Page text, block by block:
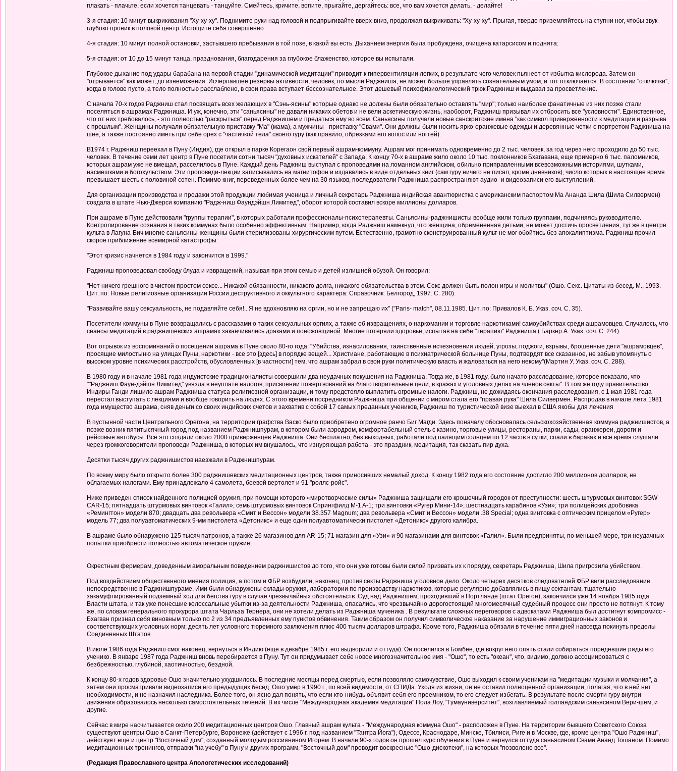
плакать - плачьте, если хочется танцевать - танцуйте. Смейтесь, кричите, вопите, прыгайте, дергайтесь: все, что вам хочется делать, - делайте!
3-я стадия: 10 минут выкрикивания "Ху-ху-ху". Поднимите руки над головой и подпрыгивайте вверх-вниз, продолжая выкрикивать: "Ху-ху-ху". Прыгая, твердо приземляйтесь на ступни ног, чтобы звук
глубоко проник в половой центр. Истощите себя совершенно.
4-я стадия: 10 минут полной остановки, застывшего пребывания в той позе, в какой вы есть. Дыханием энергия была пробуждена, очищена катарсисом и поднята:
5-я стадия: от 10 до 15 минут танца, празднования, благодарения за глубокое блаженство, которое вы испытали.
Глубокое дыхание под удары барабана на первой стадии "динамической медитации" приводит к гипервентиляции легких, в результате чего человек пьянеет от избытка кислорода. Затем он
"отрывается" как может, до изнеможения. Исчерпавшее резервы активности, человек, по мысли Раджниша, не может больше управлять сознательным умом, и тот отключается. В состоянии "отключки",
когда в голове пусто, а тело полностью расслаблено, в свои права вступает бессознательное. Этот дешевый психофизиологический трюк Раджниш и выдавал за просветление.
С начала 70-х годов Раджниш стал посвящать всех желающих в "Сэнь-ясины" которые однако не должны были обязательно оставлять "мир"; только наиболее фанатичные из них позже стали
поселяться в ашрамах Раджниша. И уж, конечно, эти "саньясины" не давали никаких обетов и не вели аскетическую жизнь, наоборот, Раджниш призывал их отбросить все "условности". Единственное,
что от них требовалось, - это полностью "раскрыться" перед Раджнишем и предаться ему во всем. Саньясины получали новые санскритские имена "как символ приверженности к медитации и разрыва
с прошлым". Женщины получали обязательную приставку "Ма" (мама), а мужчины - приставку "Свами". Они должны были носить ярко-оранжевые одежды и деревянные четки с портретом Раджниша на
шее, а также постоянно иметь при себе орех с "частичкой тела" своего гуру (как правило, обрезками его волос или ногтей).
В1974 г. Раджниш переехал в Пуну (Индия), где открыл в парке Корегаон свой первый ашрам-коммуну. Ашрам мог принимать одновременно до 2 тыс. человек, за год через него проходило до 50 тыс.
человек. В течение семи лет центр в Пуне посетили сотни тысяч "духовных искателей" с Запада. К концу 70-х в ашраме жило около 10 тыс. поклонников Бхагавана, еще примерно 6 тыс. паломников,
которых ашрам уже не вмещал, расселилось в Пуне. Каждый день Раджниш выступал с проповедями на ломанном английском, обильно приправленными всевозможными историями, шутками,
насмешками и богохульством. Эти проповеди-лекции записывались на магнитофон и издавались в виде отдельных книг (сам гуру ничего не писал, кроме дневников), число которых в настоящее время
превышает шесть с половиной сотен. Помимо книг, переведенных более чем на 30 языков, последователи Раджниша распространяют аудио- и видеозаписи его выступлений.
Для организации производства и продажи этой продукции любимая ученица и личный секретарь Раджниша индийская авантюристка с американским паспортом Ма Ананда Шила (Шила Силвермен)
создала в штате Нью-Джерси компанию "Радж-ниш Фаундэйшн Лимитед", оборот которой составил вскоре миллионы долларов.
При ашраме в Пуне действовали "группы терапии", в которых работали профессионалы-психотерапевты. Саньясины-раджнишисты вообще жили только группами, подчиняясь руководителю.
Контролирование сознания в таких коммунах было особенно эффективным. Например, когда Раджниш намекнул, что женщина, обремененная детьми, не может достичь просветления, туг же в центре
культа в Лагуна-Бич многие саньясины-женщины были стерилизованы хирургическим путем. Естественно, грамотно сконструированный культ не мог обойтись без апокалиптизма. Раджниш прочил
скорое приближение всемирной катастрофы:
"Этот кризис начнется в 1984 году и закончится в 1999."
Раджниш проповедовал свободу блуда и извращений, называя при этом семью и детей излишней обузой. Он говорил:
"Нет ничего грешного в чистом простом сексе... Никакой обязанности, никакого долга, никакого обязательства в этом. Секс должен быть полон игры и молитвы" (Ошо. Секс. Цитаты из бесед. М., 1993.
Цит. по: Новые религиозные организации России деструктивного и оккультного характера: Справочник. Белгород, 1997. С. 280).
"Развивайте вашу сексуальность, не подавляйте себя!.. Я не вдохновляю на оргии, но и не запрещаю их" ("Paris- match", 08.11.1985. Цит. по: Привалов К. Б. Указ. соч. С. 35).
Посетители коммуны в Пуне возвращались с рассказами о таких сексуальных оргиях, а также об извращениях, о наркомании и торговле наркотиками! самоубийствах среди ашрамовцев. Случалось, что
сеансы медитаций в раджнишевских ашрамах заканчивались драками и поножовщиной. Многие потеряли здоровье, испытав на себе "терапию" Раджниша.( Баркер А. Указ. соч. С. 244).
Вот отрывок из воспоминаний о посещении ашрама в Пуне около 80-го года: "Убийства, изнасилования, таинственные исчезновения людей, угрозы, поджоги, взрывы, брошенные дети "ашрамовцев",
просящие милостыню на улицах Пуны, наркотики - все это [здесь] в порядке вещей... Христиане, работающие в психиатрической больнице Пуны, подтвердят все сказанное, не забыв упомянуть о
высоком уровне психических расстройств, обусловленных [в частности] тем, что ашрам забрал в свои руки политическую власть и жаловаться на него некому"(Мартин У. Указ. соч. С. 288).
В 1980 году и в начале 1981 года индуистские традиционалисты совершили два неудачных покушения на Раджниша. Тогда же, в 1981 году, было начато расследование, которое показало, что
""Раджниш Фаун-дэйшн Лимитед" увязла в неуплате налогов, присвоении пожертвований на благотворительные цели, в кражах и уголовных делах на членов секты". В том же году правительство
Индиры Ганди лишило ашрам Раджниша статуса религиозной организации, и тому предстояло выплатить огромные налоги. Раджниш, не дожидаясь окончания расследования, с 1 мая 1981 года
перестал выступать с лекциями и вообще говорить на людях. С этого времени посредником Раджниша при общении с миром стала его "правая рука" Шила Силвермен. Распродав в начале лета 1981
года имущество ашрама, сняв деньги со своих индийских счетов и захватив с собой 17 самых преданных учеников, Раджниш по туристической визе выехал в США якобы для лечения
В пустынной части Центрального Орегона, на территории графства Васко было приобретено огромное ранчо Биг Магди. Здесь поначалу обосновалась сельскохозяйственная коммуна раджнишистов, а
позже возник пятитысячный город под названием Раджнишпурам, в котором были аэродром, комфортабельный отель с казино, торговые улицы, рестораны, парки, сады, оранжереи, дороги и
рейсовые автобусы. Все это создали около 2000 приверженцев Раджниша. Они бесплатно, без выходных, работали под палящим солнцем по 12 часов в сутки, спали в бараках и все время слушали
через громкоговорители проповеди Раджниша, в которых им внушалось, что изнуряющая работа - это праздник, медитация, так сказать пир духа.
Десятки тысяч других раджнишистов наезжали в Раджнишпурам.
По всему миру было открыто более 300 раджнишевских медитационных центров, также приносивших немалый доход. К концу 1982 года его состояние достигло 200 миллионов долларов, не
облагаемых налогами. Ему принадлежало 4 самолета, боевой вертолет и 91 "роллс-ройс".
Ниже приведен список найденного полицией оружия, при помощи которого «миротворческие силы» Раджниша защищали его крошечный городок от преступности: шесть штурмовых винтовок SGW
CAR-15; пятнадцать штурмовых винтовок «Галил»; семь штурмовых винтовок Спрингфилд M-1 A-1; три винтовки «Ругер Мини-14»; шестнадцать карабинов «Узи»; три полицейских дробовика
«Ремингтон» модели 870; двадцать два револьвера «Смит и Вессон» модели 38.357 Magnum; два револьвера «Смит и Вессон» модели .38 Special; одна винтовка с оптическим прицелом «Ругер»
модель 77; два полуавтоматических 9-мм пистолета «Детоникс» и еще один полуавтоматически пистолет «Детоникс» другого калибра.
В ашраме было обнаружено 125 тысяч патронов, а также 26 магазинов для AR-15; 71 магазин для «Узи» и 90 магазинами для винтовок «Галил». Были предприняты, по меньшей мере, три неудачных
попытки приобрести полностью автоматическое оружие.
Окрестным фермерам, доведенным аморальным поведением раджнишистов до того, что они уже готовы были силой призвать их к порядку, секретарь Раджниша, Шила пригрозила убийством.
Под воздействием общественного мнения полиция, а потом и ФБР возбудили, наконец, против секты Раджниша уголовное дело. Около четырех десятков следователей ФБР вели расследование
непосредственно в Раджнишпураме. Ими были обнаружены склады оружия, лаборатории по производству наркотиков, которые регулярно добавлялись в пищу сектантам, тщательно
закамуфлированный подземный ход для бегства гуру в случае чрезвычайных обстоятельств. Суд над Раджнишем, проходивший в Портланде (штат Орегон), закончился уже 14 ноября 1985 года.
Власти штата, и так уже понесшие колоссальные убытки из-за деятельности Раджниша, опасались, что чрезвычайно дорогостоящий многомесячный судебный процесс они просто не потянут. К тому
же, по словам генерального прокурора штата Чарльза Тернера, они не хотели делать из Раджниша мученика . В результате сложных переговоров с адвокатами Раджниша был достигнут компромисс -
Бхагван признал себя виновным только по 2 из 34 предъявленных ему пунктов обвинения. Таким образом он получил символическое наказание за нарушение иммиграционных законов и
соответствующих уголовных норм: десять лет условного тюремного заключения плюс 400 тысяч долларов штрафа. Кроме того, Раджниша обязали в течение пяти дней навсегда покинуть пределы
Соединенных Штатов.
В июле 1986 года Раджниш смог наконец, вернуться в Индию (еще в декабре 1985 г. его выдворили и оттуда). Он поселился в Бомбее, где вокруг него опять стали собираться поредевшие ряды его
ученико. В январе 1987 года Раджниш вновь перебирается в Пуну. Тут он придумывает себе новое многозначительное имя - "Ошо", то есть "океан", что, видимо, должно ассоциироваться с
безбрежностью, глубиной, хаотичностью, бездной.
К концу 80-х годов здоровье Ошо значительно ухудшилось. В последние месяцы перед смертью, если позволяло самочувствие, Ошо выходил к своим ученикам на "медитации музыки и молчания", а
затем они просматривали видеозаписи его предыдущих бесед. Ошо умер в 1990 г., по всей видимости, от СПИДа. Уходя из жизни, он не оставил полноценной организации, полагая, что в ней нет
необходимости, и не назначил наследника. Более того, он ясно дал понять, что если кто-нибудь объявит себя его преемником, то его следует избегать. В результате после смерти гуру внутри
движения образовалось несколько самостоятельных течений. В их числе "Международная академия медитации" Пола Лоу, "Гумауниверситет", возглавляемый голландским саньясином Вери-шем, и
другие.
Сейчас в мире насчитывается около 200 медитационных центров Ошо. Главный ашрам культа - "Международная коммуна Ошо" - расположен в Пуне. На территории бывшего Советского Союза
существуют центры Ошо в Санкт-Петербурге, Воронеже (действует с 1996 г. под названием "Тантра Йога"), Одессе, Краснодаре, Минске, Тбилиси, Риге и в Москве, где, кроме центра "Ошо Раджниш",
действует еще и центр "Восточный дом", созданный молодым россиянином Игорем. В начале 90-х годов он прошел курс обучения в Пуне и вернулся оттуда саньясином Свами Ананд Тошаном. Помимо
медитационных тренингов, отправки "на учебу" в Пуну и других программ, "Восточный дом" проводит воскресные "Ошо-дискотеки", на которых "позволено все".
(Редакция Православного центра Апологетических исследований)